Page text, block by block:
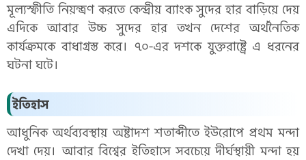
মূল্যস্ফীতি নিয়ন্ত্রণ করতে কেন্দ্রীয় ব্যাংক সুদের হার বাড়িয়ে দেয়
এদিকে আবার উচ্চ সুদের হার তখন দেশের অর্থনৈতিক
কার্যক্রমকে বাধাগ্রস্ত করে। ৭০-এর দশকে যুক্তরাষ্ট্রে এ ধরনের
ঘটনা ঘটে।
ইতিহাস
আধুনিক অর্থব্যবস্থায় অষ্টাদশ শতাব্দীতে ইউরোপে প্রথম মন্দা
দেখা দেয়। আবার বিশ্বের ইতিহাসে সবচেয়ে দীর্ঘস্থায়ী মন্দা হয়